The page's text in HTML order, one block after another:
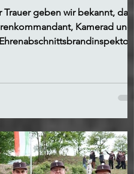
geben wir bekannt, dass
Kamerad und